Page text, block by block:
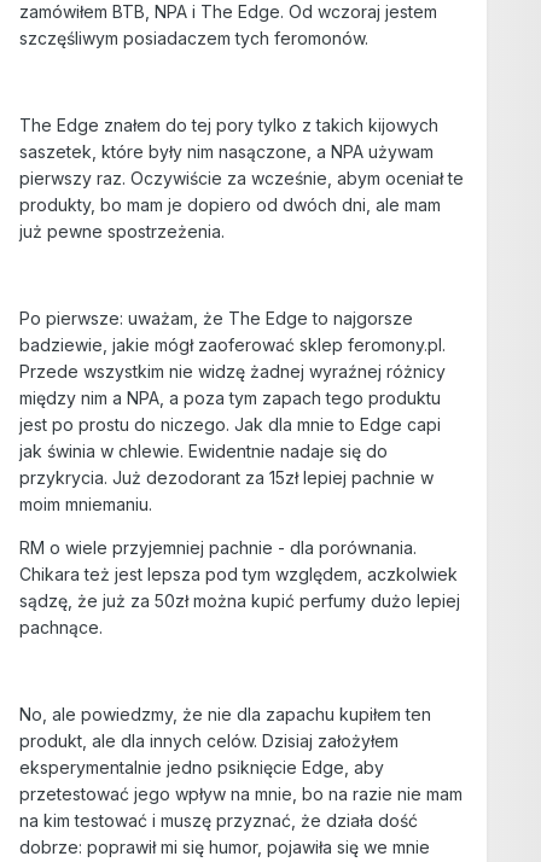
zamówiłem BTB, NPA i The Edge. Od wczoraj jestem
szczęśliwym posiadaczem tych feromonów.
The Edge znałem do tej pory tylko z takich kijowych
saszetek, które były nim nasączone, a NPA używam
pierwszy raz. Oczywiście za wcześnie, abym oceniał te
produkty, bo mam je dopiero od dwóch dni, ale mam
już pewne spostrzeżenia.
Po pierwsze: uważam, że The Edge to najgorsze
badziewie, jakie mógł zaoferować sklep feromony.pl.
Przede wszystkim nie widzę żadnej wyraźnej różnicy
między nim a NPA, a poza tym zapach tego produktu
jest po prostu do niczego. Jak dla mnie to Edge capi
jak świnia w chlewie. Ewidentnie nadaje się do
przykrycia. Już dezodorant za 15zł lepiej pachnie w
moim mniemaniu.
RM o wiele przyjemniej pachnie - dla porównania.
Chikara też jest lepsza pod tym względem, aczkolwiek
sądzę, że już za 50zł można kupić perfumy dużo lepiej
pachnące.
No, ale powiedzmy, że nie dla zapachu kupiłem ten
produkt, ale dla innych celów. Dzisiaj założyłem
eksperymentalnie jedno psiknięcie Edge, aby
przetestować jego wpływ na mnie, bo na razie nie mam
na kim testować i muszę przyznać, że działa dość
dobrze: poprawił mi się humor, pojawiła się we mnie